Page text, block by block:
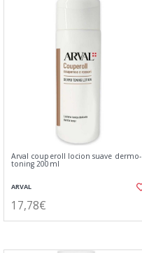
Arval couperoll locion suave dermo-
toning 200ml
ARVAL
17,78€